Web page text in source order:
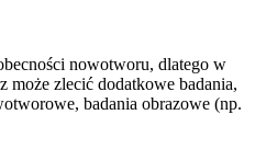
nowotworu, dlatego w
może zlecić dodatkowe badania,
badania obrazowe (np.